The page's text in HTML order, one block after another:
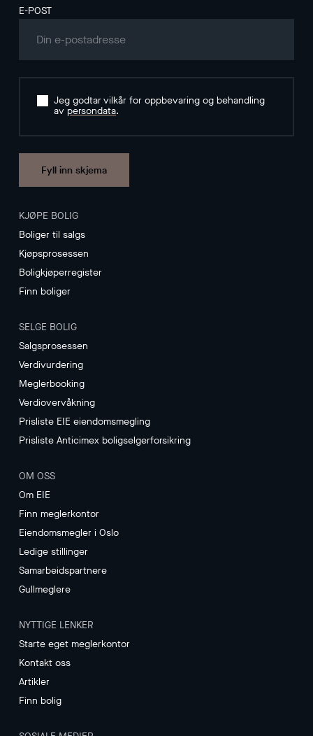
E-POST
Jeg godtar vilkår for oppbevaring og behandling
av persondata.
Fyll inn skjema
KJØPE BOLIG
Boliger til salgs
Kjøpsprosessen
Boligkjøperregister
Finn boliger
SELGE BOLIG
Salgsprosessen
Verdivurdering
Meglerbooking
Verdiovervåkning
Prisliste EIE eiendomsmegling
Prisliste Anticimex boligselgerforsikring
OM OSS
Om EIE
Finn meglerkontor
Eiendomsmegler i Oslo
Ledige stillinger
Samarbeidspartnere
Gullmeglere
NYTTIGE LENKER
Starte eget meglerkontor
Kontakt oss
Artikler
Finn bolig